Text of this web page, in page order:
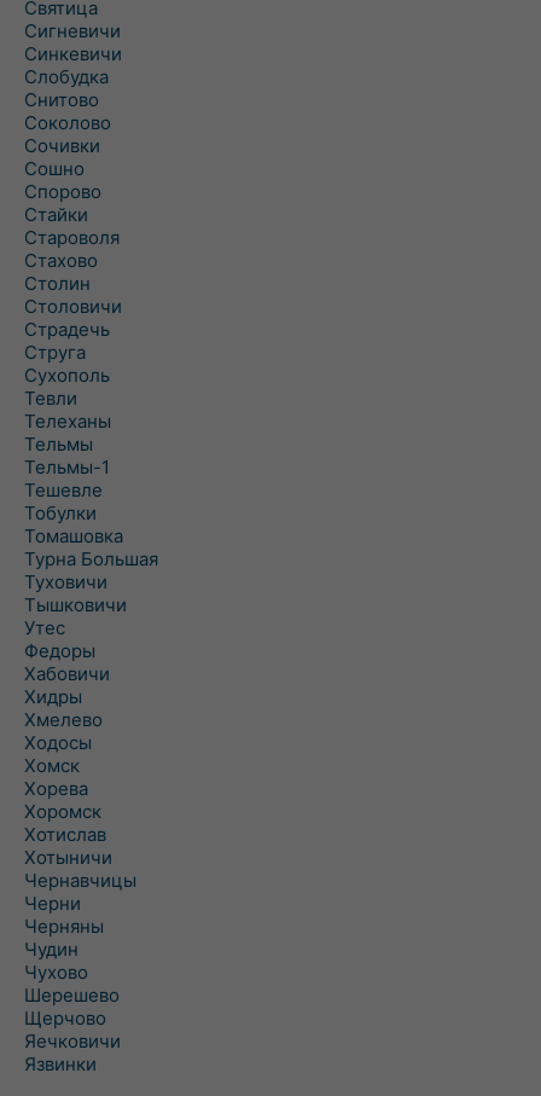
Святица
Сигневичи
Синкевичи
Слобудка
Снитово
Соколово
Сочивки
Сошно
Спорово
Стайки
Староволя
Стахово
Столин
Столовичи
Страдечь
Струга
Сухополь
Тевли
Телеханы
Тельмы
Тельмы-1
Тешевле
Тобулки
Томашовка
Турна Большая
Туховичи
Тышковичи
Утес
Федоры
Хабовичи
Хидры
Хмелево
Ходосы
Хомск
Хорева
Хоромск
Хотислав
Хотыничи
Чернавчицы
Черни
Черняны
Чудин
Чухово
Шерешево
Щерчово
Яечковичи
Язвинки